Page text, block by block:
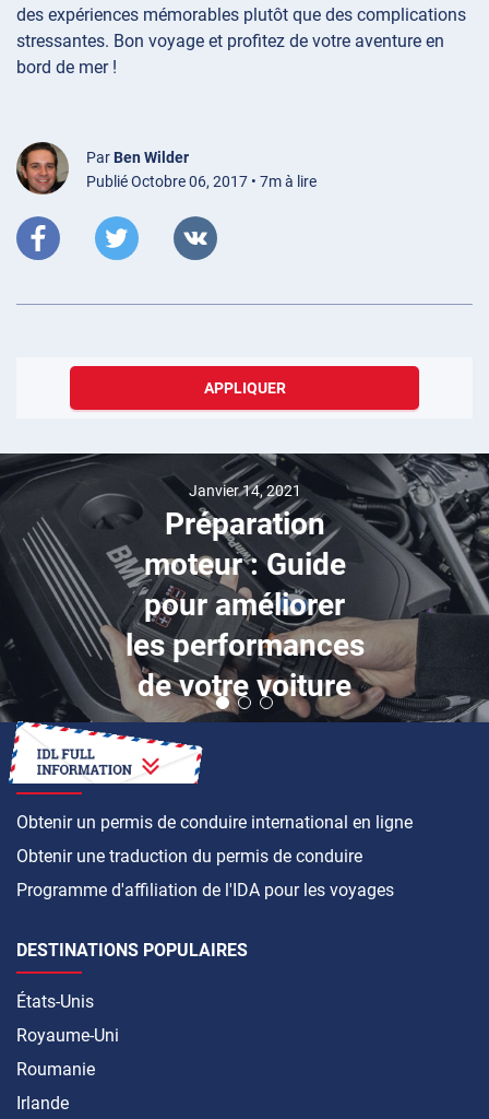
des expériences mémorables plutôt que des complications
stressantes. Bon voyage et profitez de votre aventure en
bord de mer !
Par Ben Wilder
Publié Octobre 06, 2017 • 7m à lire
APPLIQUER
Janvier 14, 2021
Préparation
moteur : Guide
pour améliorer
les performances
de votre voiture
COMMENT FAIRE
Obtenir un permis de conduire international en ligne
Obtenir une traduction du permis de conduire
Programme d'affiliation de l'IDA pour les voyages
DESTINATIONS POPULAIRES
États-Unis
Royaume-Uni
Roumanie
Irlande